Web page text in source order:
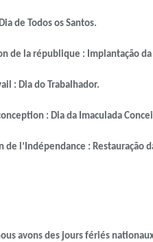
Todos os Santos.
la république : Implantação da
Dia do Trabalhador.
: Dia da Imaculada
: Restauração
des jours fériés nationaux